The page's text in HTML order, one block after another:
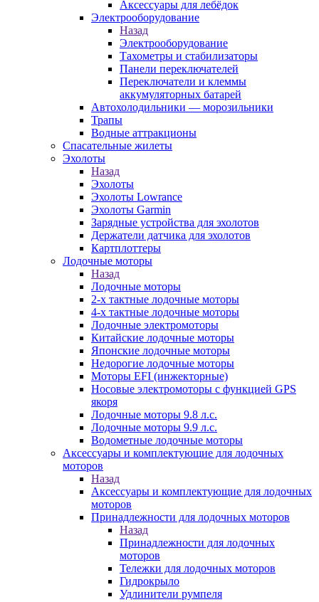
Аксессуары для лебёдок
Электрооборудование
Назад
Электрооборудование
Тахометры и стабилизаторы
Панели переключателей
Переключатели и клеммы
аккумуляторных батарей
Автохолодильники — морозильники
Трапы
Водные аттракционы
Спасательные жилеты
Эхолоты
Назад
Эхолоты
Эхолоты Lowrance
Эхолоты Garmin
Зарядные устройства для эхолотов
Держатели датчика для эхолотов
Картплоттеры
Лодочные моторы
Назад
Лодочные моторы
2-х тактные лодочные моторы
4-х тактные лодочные моторы
Лодочные электромоторы
Китайские лодочные моторы
Японские лодочные моторы
Недорогие лодочные моторы
Моторы EFI (инжекторные)
Носовые электромоторы с функцией GPS
якоря
Лодочные моторы 9.8 л.с.
Лодочные моторы 9.9 л.с.
Водометные лодочные моторы
Аксессуары и комплектующие для лодочных
моторов
Назад
Аксессуары и комплектующие для лодочных
моторов
Принадлежности для лодочных моторов
Назад
Принадлежности для лодочных
моторов
Тележки для лодочных моторов
Гидрокрыло
Удлинители румпеля